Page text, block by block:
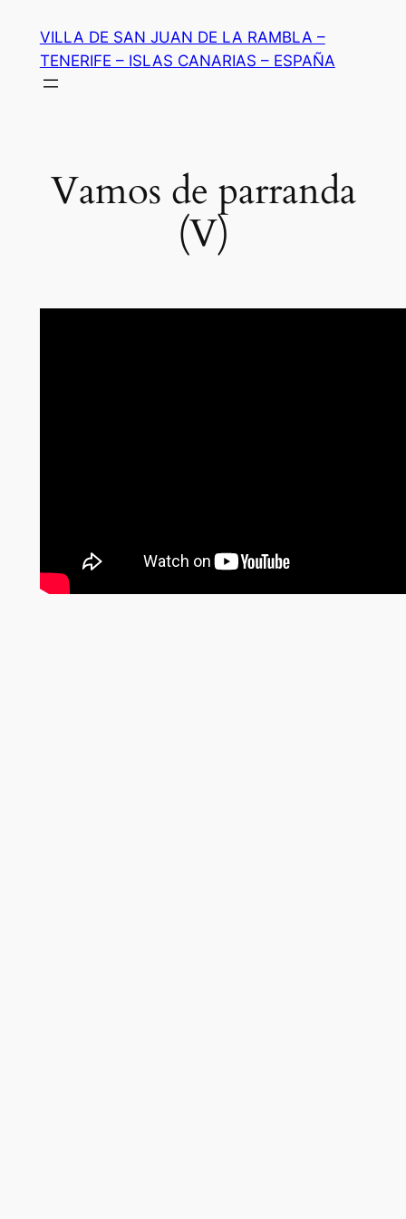
contenido
VILLA DE SAN JUAN DE LA RAMBLA –
TENERIFE – ISLAS CANARIAS – ESPAÑA
Vamos de parranda
(V)